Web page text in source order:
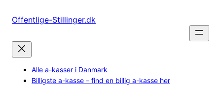
Offentlige-Stillinger.dk
Alle a-kasser i Danmark
Billigste a-kasse – find en billig a-kasse her